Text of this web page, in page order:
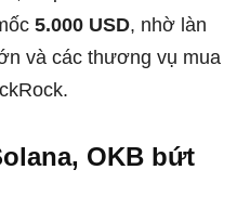
5.000 USD, nhờ làn
và các thương vụ mua
OKB bứt